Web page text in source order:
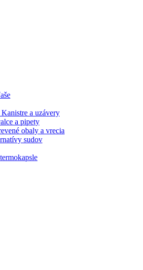
a uzávery
a pipety
obaly a vrecia
sudov